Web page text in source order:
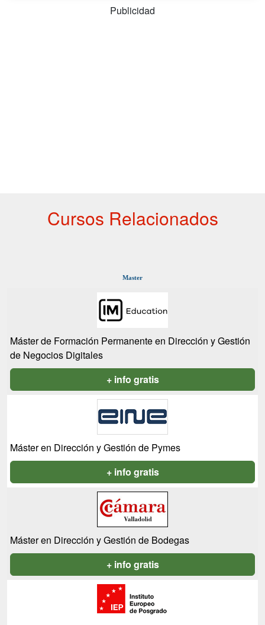
Publicidad
Cursos Relacionados
Master
Máster de Formación Permanente en Dirección y Gestión
de Negocios Digitales
+ info gratis
Máster en Dirección y Gestión de Pymes
+ info gratis
Máster en Dirección y Gestión de Bodegas
+ info gratis